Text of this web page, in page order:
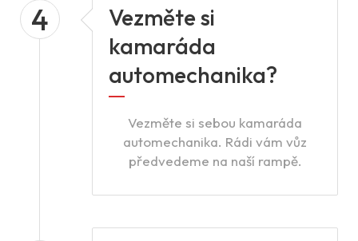
4
Vezměte si
kamaráda
automechanika?
Vezměte si sebou kamaráda
automechanika. Rádi vám vůz
předvedeme na naší rampě.